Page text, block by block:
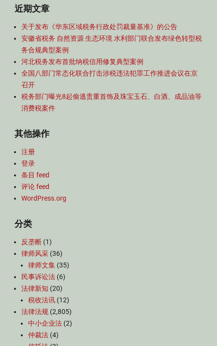
近期文章
关于发布《华东区域税务行政处罚裁量基准》的公告
安徽省税务 自然资源 生态环境 水利部门联合发布绿色转型税
务合规典型案例
河北税务发布首批纳税信用修复典型案例
全国八部门常态化联合打击涉税违法犯罪工作推进会议在京
召开
税务部门曝光8起偷逃贵重首饰及珠宝玉石、白酒、成品油等
消费税案件
其他操作
注册
登录
条目 feed
评论 feed
WordPress.org
分类
反垄断 (1)
律师风采 (36)
律师文集 (35)
民事诉讼法 (6)
法律新知 (20)
税收法讯 (12)
法律法规 (2,805)
中小企业法 (2)
仲裁法 (4)